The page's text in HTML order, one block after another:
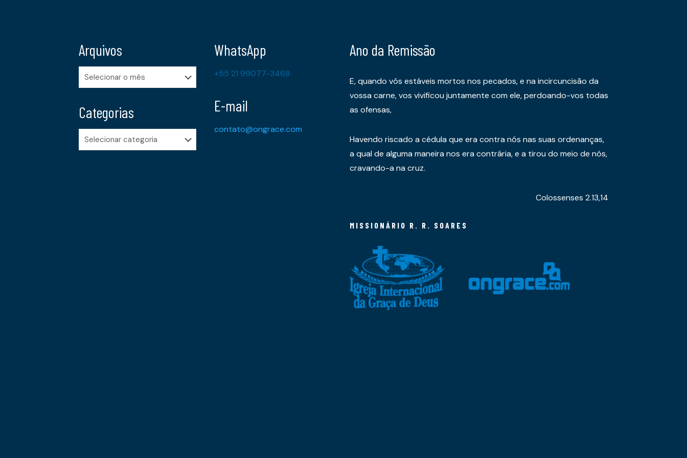
Arquivos
Arquivos
Categorias
Categorias
WhatsApp
+55 21 99077-3468
E-mail
contato@ongrace.com
Ano da Remissão
E, quando vós estáveis mortos nos pecados, e na incircuncisão da
vossa carne, vos vivificou juntamente com ele, perdoando-vos todas
as ofensas,
Havendo riscado a cédula que era contra nós nas suas ordenanças,
a qual de alguma maneira nos era contrária, e a tirou do meio de nós,
cravando-a na cruz.
Colossenses 2.13,14
MISSIONÁRIO R. R. SOARES